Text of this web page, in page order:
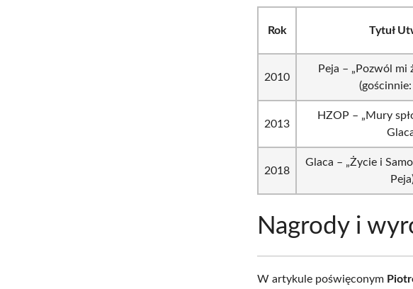
Rok Tytuł
2010
Peja – „Pozwól mi
2013
HZOP – „Mury
2018
Glaca – „Życie i
Nagrody i
W artykule poświęconym